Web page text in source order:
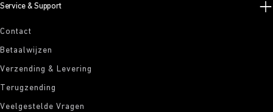
Service & Support
Contact
Betaalwijzen
Verzending & Levering
Terugzending
Veelgestelde Vragen